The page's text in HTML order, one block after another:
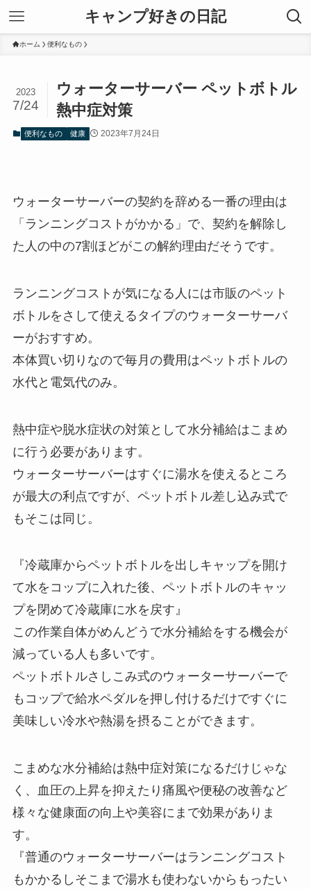
キャンプ好きの日記
ホーム 便利なもの
ウォーターサーバー ペットボトル
熱中症対策
2023
7/24
便利なもの 健康 2023年7月24日
ウォーターサーバーの契約を辞める一番の理由は
「ランニングコストがかかる」で、契約を解除し
た人の中の7割ほどがこの解約理由だそうです。
ランニングコストが気になる人には市販のペット
ボトルをさして使えるタイプのウォーターサーバ
ーがおすすめ。
本体買い切りなので毎月の費用はペットボトルの
水代と電気代のみ。
熱中症や脱水症状の対策として水分補給はこまめ
に行う必要があります。
ウォーターサーバーはすぐに湯水を使えるところ
が最大の利点ですが、ペットボトル差し込み式で
もそこは同じ。
『冷蔵庫からペットボトルを出しキャップを開け
て水をコップに入れた後、ペットボトルのキャッ
プを閉めて冷蔵庫に水を戻す』
この作業自体がめんどうで水分補給をする機会が
減っている人も多いです。
ペットボトルさしこみ式のウォーターサーバーで
もコップで給水ペダルを押し付けるだけですぐに
美味しい冷水や熱湯を摂ることができます。
こまめな水分補給は熱中症対策になるだけじゃな
く、血圧の上昇を抑えたり痛風や便秘の改善など
様々な健康面の向上や美容にまで効果がありま
す。
『普通のウォーターサーバーはランニングコスト
もかかるしそこまで湯水も使わないからもったい